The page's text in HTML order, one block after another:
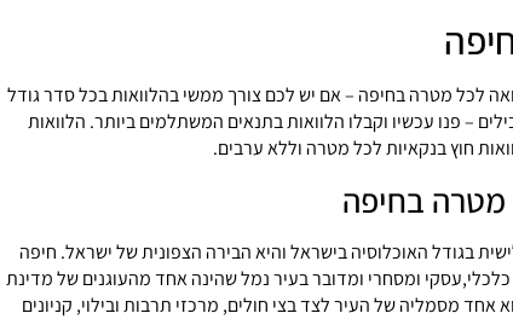
לכל מטרה בחיפה – אם יש לכם צורך ממשי בהלוואות בכל סדר גודל
– פנו עכשיו וקבלו הלוואות בתנאים המשתלמים ביותר. הלוואות
חוץ בנקאיות לכל מטרה וללא ערבים.
מטרה בחיפה
בגודל האוכלוסיה בישראל והיא הבירה הצפונית של ישראל. חיפה
ומסחרי ומדובר בעיר נמל שהינה אחד מהעוגנים של מדינת
אחד מסמליה של העיר לצד בצי חולים, מרכזי תרבות ובילוי, קניונים